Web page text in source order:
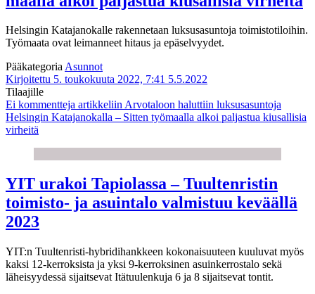
Helsingin Katajanokalle rakennetaan luksusasuntoja toimistotiloihin.
Työmaata ovat leimanneet hitaus ja epäselvyydet.
PääkategoriaAsunnot
Kirjoitettu 5. toukokuuta 2022, 7:41 5.5.2022
Tilaajille
Ei kommentteja artikkeliin Arvo­taloon haluttiin luksus­asuntoja
Helsingin Kataja­nokalla – Sitten työ­maalla alkoi paljastua kiusallisia
virheitä
YIT urakoi Tapiolassa – Tuultenristin
toimisto- ja asuintalo valmistuu keväällä
2023
YIT:n Tuultenristi-hybridihankkeen kokonaisuuteen kuuluvat myös
kaksi 12-kerroksista ja yksi 9-kerroksinen asuinkerrostalo sekä
läheisyydessä sijaitsevat Itätuulenkuja 6 ja 8 sijaitsevat tontit.